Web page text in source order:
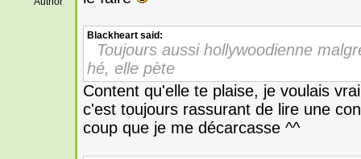
Blackheart said:
Toujours aussi hollywoodienne
hé, elle pète
Content qu'elle te plaise, je voulais
c'est toujours rassurant de lire une
coup que je me décarcasse ^^